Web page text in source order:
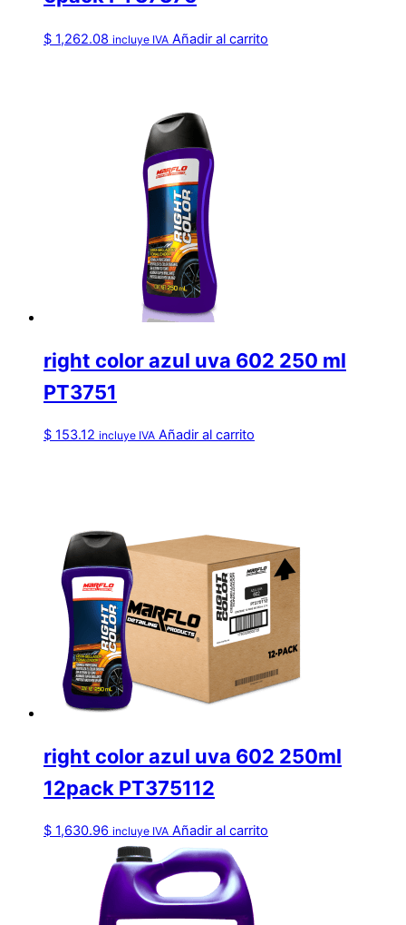
$ 1,262.08 incluye IVA Añadir al carrito
right color azul uva 602 250 ml
PT3751
$ 153.12 incluye IVA Añadir al carrito
right color azul uva 602 250ml
12pack PT375112
$ 1,630.96 incluye IVA Añadir al carrito